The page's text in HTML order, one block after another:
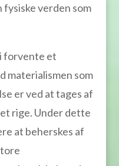
fysiske verden som
forvente et
materialismen som
er ved at tages af
rige. Under dette
at beherskes af